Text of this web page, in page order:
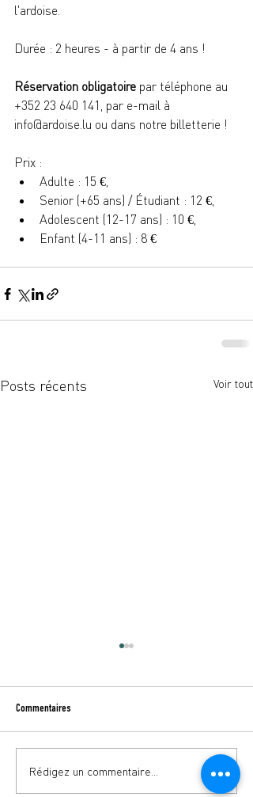
l'ardoise.
Durée : 2 heures - à partir de 4 ans !
Réservation obligatoire par téléphone au
+352 23 640 141, par e-mail à
info@ardoise.lu ou dans notre billetterie !
Prix :
Adulte : 15 €,
Senior (+65 ans) / Étudiant : 12 €,
Adolescent (12-17 ans) : 10 €,
Enfant (4-11 ans) : 8 €
Posts récents Voir tout
BELOW - Ensemble Vocal du
Luxembourg
Commentaires
Rédigez un commentaire...